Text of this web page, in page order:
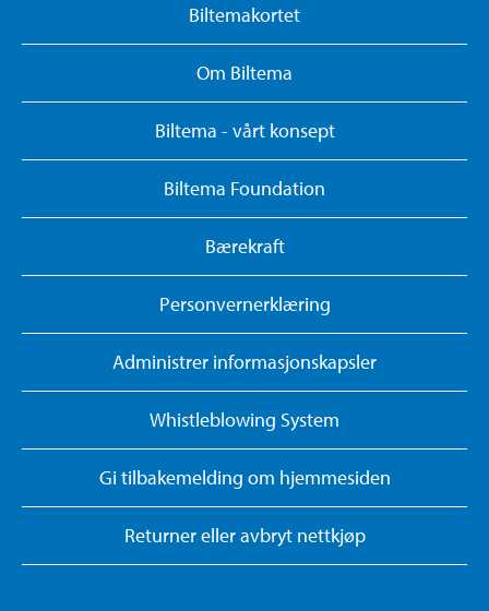
Biltemakortet
Om Biltema
Biltema - vårt konsept
Biltema Foundation
Bærekraft
Personvernerklæring
Administrer informasjonskapsler
Whistleblowing System
Gi tilbakemelding om hjemmesiden
Returner eller avbryt nettkjøp